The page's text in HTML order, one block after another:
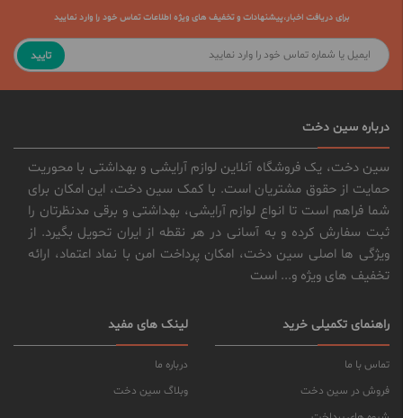
برای دریافت اخبار،پیشنهادات و تخفیف های ویژه اطلاعات تماس خود را وارد نمایید
تایید
درباره سین دخت
سین دخت، یک فروشگاه آنلاین لوازم آرایشی و بهداشتی با محوریت
حمایت از حقوق مشتریان است. با کمک سین دخت، این امکان برای
شما فراهم است تا انواع لوازم آرایشی، بهداشتی و برقی مدنظرتان را
ثبت سفارش کرده و به آسانی در هر نقطه از ایران تحویل بگیرد. از
ویژگی ها اصلی سین دخت، امکان پرداخت امن با نماد اعتماد، ارائه
تخفیف های ویژه و... است
راهنمای تکمیلی خرید
تماس با ما
فروش در سین دخت
لینک های مفید
درباره ما
وبلاگ سین دخت